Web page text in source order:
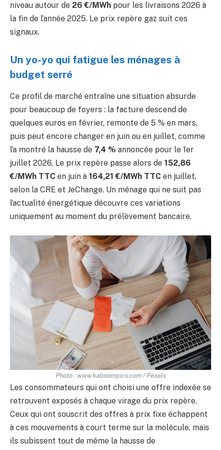
niveau autour de 26 €/MWh pour les livraisons 2026 à
la fin de l’année 2025. Le prix repère gaz suit ces
signaux.
Un yo-yo qui fatigue les ménages à
budget serré
Ce profil de marché entraîne une situation absurde
pour beaucoup de foyers : la facture descend de
quelques euros en février, remonte de 5 % en mars,
puis peut encore changer en juin ou en juillet, comme
l’a montré la hausse de 7,4 % annoncée pour le 1er
juillet 2026. Le prix repère passe alors de 152,86
€/MWh TTC en juin à 164,21 €/MWh TTC en juillet,
selon la CRE et JeChange. Un ménage qui ne suit pas
l’actualité énergétique découvre ces variations
uniquement au moment du prélèvement bancaire.
Photo : www.kaboompics.com / Pexels
Les consommateurs qui ont choisi une offre indexée se
retrouvent exposés à chaque virage du prix repère.
Ceux qui ont souscrit des offres à prix fixe échappent
à ces mouvements à court terme sur la molécule, mais
ils subissent tout de même la hausse de